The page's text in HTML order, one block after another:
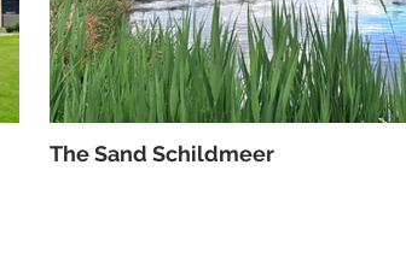
The Sand Schildmeer